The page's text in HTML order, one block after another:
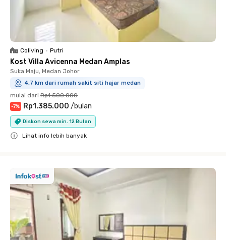
Coliving • Putri
Kost Villa Avicenna Medan Amplas
Suka Maju, Medan Johor
4.7 km dari rumah sakit siti hajar medan
mulai dari Rp1.500.000
-7% Rp1.385.000 /bulan
Diskon sewa min. 12 Bulan
Lihat info lebih banyak